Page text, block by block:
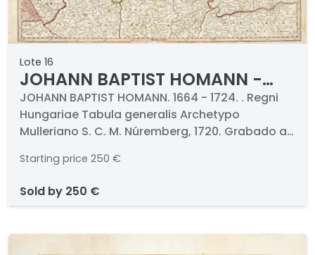
Lote 16
JOHANN BAPTIST HOMANN -
Regni Hungariae Tabula
generalis Archetypo Mulleriano
S. C. M.
JOHANN BAPTIST HOMANN. 1664 - 1724. . Regni
Hungariae Tabula generalis Archetypo
Mulleriano S. C. M. Núremberg, 1720. Grabado al
Medidas 485 x 580 mm plancha
Starting price 250 €
sold by 250 €